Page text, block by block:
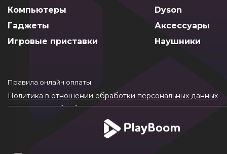
Компьютеры
Dyson
Гаджеты
Аксессуары
Игровые приставки
Наушники
Правила онлайн оплаты
Политика в отношении обработки персональных данных
Согласие на обработку ПДн
Политика обработки файлов cookie